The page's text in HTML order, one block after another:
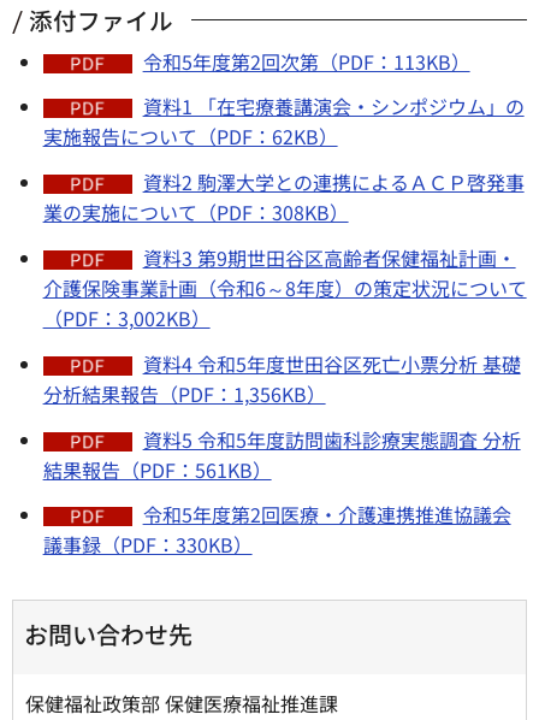
添付ファイル
令和5年度第2回次第（PDF：113KB）
資料1 「在宅療養講演会・シンポジウム」の
実施報告について（PDF：62KB）
資料2 駒澤大学との連携によるＡＣＰ啓発事
業の実施について（PDF：308KB）
資料3 第9期世田谷区高齢者保健福祉計画・
介護保険事業計画（令和6～8年度）の策定状況について
（PDF：3,002KB）
資料4 令和5年度世田谷区死亡小票分析 基礎
分析結果報告（PDF：1,356KB）
資料5 令和5年度訪問歯科診療実態調査 分析
結果報告（PDF：561KB）
令和5年度第2回医療・介護連携推進協議会
議事録（PDF：330KB）
お問い合わせ先
保健福祉政策部 保健医療福祉推進課